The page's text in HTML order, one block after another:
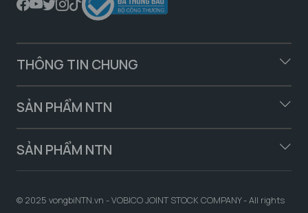
THÔNG TIN CHUNG
SẢN PHẨM NTN
SẢN PHẨM NTN
© 2025 vongbiNTN.vn - VOBICO JOINT STOCK COMPANY - All rights